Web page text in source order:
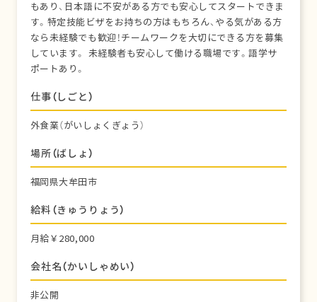
もあり、日本語に不安がある方でも安心してスタートできま
す。特定技能ビザをお持ちの方はもちろん、やる気がある方
なら未経験でも歓迎！チームワークを大切にできる方を募集
しています。 未経験者も安心して働ける職場です。語学サ
ポートあり。
仕事（しごと）
外食業（がいしょくぎょう）
場所（ばしょ）
福岡県大牟田市
給料（きゅうりょう）
月給￥280,000
会社名（かいしゃめい）
非公開